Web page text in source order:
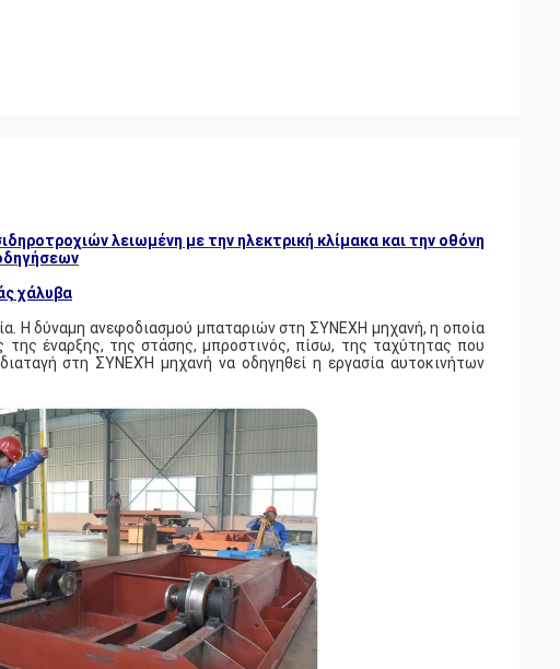
λειωμένη με την ηλεκτρική κλίμακα και την οθόνη
χάλυβα
Η δύναμη ανεφοδιασμού μπαταριών στη ΣΥΝΕΧΗ μηχανή, η οποία
έναρξης, της στάσης, μπροστινός, πίσω, της ταχύτητας που
στη ΣΥΝΕΧΉ μηχανή να οδηγηθεί η εργασία αυτοκινήτων